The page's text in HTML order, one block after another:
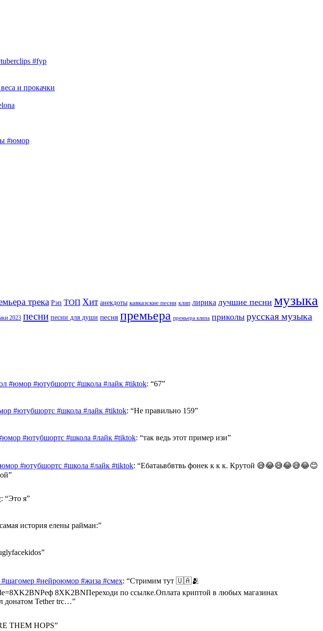
#fyp
и прокачки
#юмор
трека Рэп ТОП Хит анекдоты кавказские песни клип лирика лучшие песни музыка
2023 песни песни для души песня премьера премьера клипа приколы русская музыка
#юмор #ютубшортс #школа #лайк #tiktok: “67”
#ютубшортс #школа #лайк #tiktok: “Не правильно 159”
#ютубшортс #школа #лайк #tiktok: “так ведь этот пример изи”
#ютубшортс #школа #лайк #tiktok: “Ебатаьвбвтвь фонек к к к. Крутой 😅😂😅😂😅😂😊
”
: “Это я”
история елены райман:”
”
#нейроюмор #жиза #смех: “Стримим тут 🇺🇦🫂
8XK2BNПереходи по ссылке.Оплата криптой в любых магазинах
донатом Tether trc…”
THEM HOPS”